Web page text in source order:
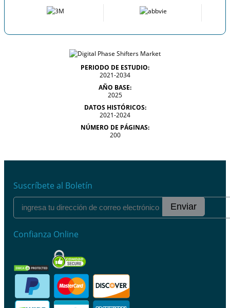
PERIODO DE ESTUDIO:
2021-2034
AÑO BASE:
2025
DATOS HISTÓRICOS:
2021-2024
NÚMERO DE PÁGINAS:
200
Suscríbete al Boletín
Enviar
Confianza Online